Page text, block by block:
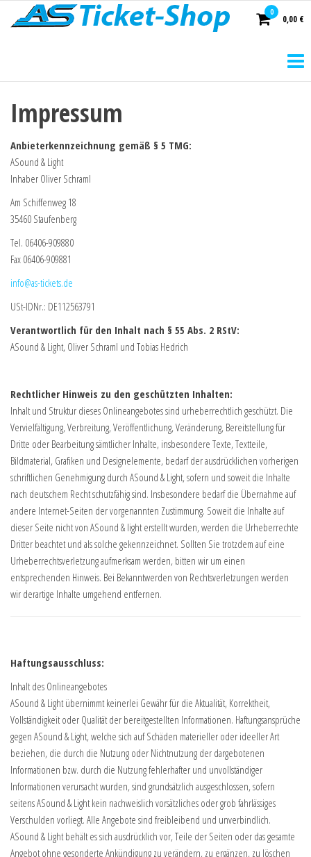
AS
0
0,00 €
Impressum
Anbieterkennzeichnung gemäß § 5 TMG:
ASound & Light
Inhaber Oliver Schraml
Am Schiffenweg 18
35460 Staufenberg
Tel. 06406-909880
Fax 06406-909881
info@as-tickets.de
USt-IDNr.: DE112563791
Verantwortlich für den Inhalt nach § 55 Abs. 2 RStV:
ASound & Light, Oliver Schraml und Tobias Hedrich
Rechtlicher Hinweis zu den geschützten Inhalten:
Inhalt und Struktur dieses Onlineangebotes sind urheberrechtlich geschützt. Die
Vervielfältigung, Verbreitung, Veröffentlichung, Veränderung, Bereitstellung für
Dritte oder Bearbeitung sämtlicher Inhalte, insbesondere Texte, Textteile,
Bildmaterial, Grafiken und Designelemente, bedarf der ausdrücklichen vorherigen
schriftlichen Genehmigung durch ASound & Light, sofern und soweit die Inhalte
nach deutschem Recht schutzfähig sind. Insbesondere bedarf die Übernahme auf
andere Internet-Seiten der vorgenannten Zustimmung. Soweit die Inhalte auf
dieser Seite nicht von ASound & light erstellt wurden, werden die Urheberrechte
Dritter beachtet und als solche gekennzeichnet. Sollten Sie trotzdem auf eine
Urheberrechtsverletzung aufmerksam werden, bitten wir um einen
entsprechenden Hinweis. Bei Bekanntwerden von Rechtsverletzungen werden
wir derartige Inhalte umgehend entfernen.
Haftungsausschluss:
Inhalt des Onlineangebotes
ASound & Light übernimmt keinerlei Gewähr für die Aktualität, Korrektheit,
Vollständigkeit oder Qualität der bereitgestellten Informationen. Haftungsansprüche
gegen ASound & Light, welche sich auf Schäden materieller oder ideeller Art
beziehen, die durch die Nutzung oder Nichtnutzung der dargebotenen
Informationen bzw. durch die Nutzung fehlerhafter und unvollständiger
Informationen verursacht wurden, sind grundsätzlich ausgeschlossen, sofern
seitens ASound & Light kein nachweislich vorsätzliches oder grob fahrlässiges
Verschulden vorliegt. Alle Angebote sind freibleibend und unverbindlich.
ASound & Light behält es sich ausdrücklich vor, Teile der Seiten oder das gesamte
Angebot ohne gesonderte Ankündigung zu verändern, zu ergänzen, zu löschen